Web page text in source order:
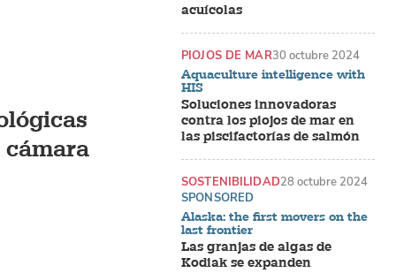
acuícolas
Aquaculture intelligence with
HIS
Soluciones innovadoras
contra los piojos de mar en
las piscifactorías de salmón
PIOJOS DE MAR30 octubre 2024
Alaska: the first movers on the
last frontier
Las granjas de algas de
Kodiak se expanden
SOSTENIBILIDAD28 octubre 2024
SPONSORED